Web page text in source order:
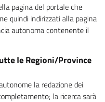
pagina del portale che
quindi indirizzati alla pagina
autonoma contenente il
le Regioni/Province
la redazione dei
la ricerca sarà